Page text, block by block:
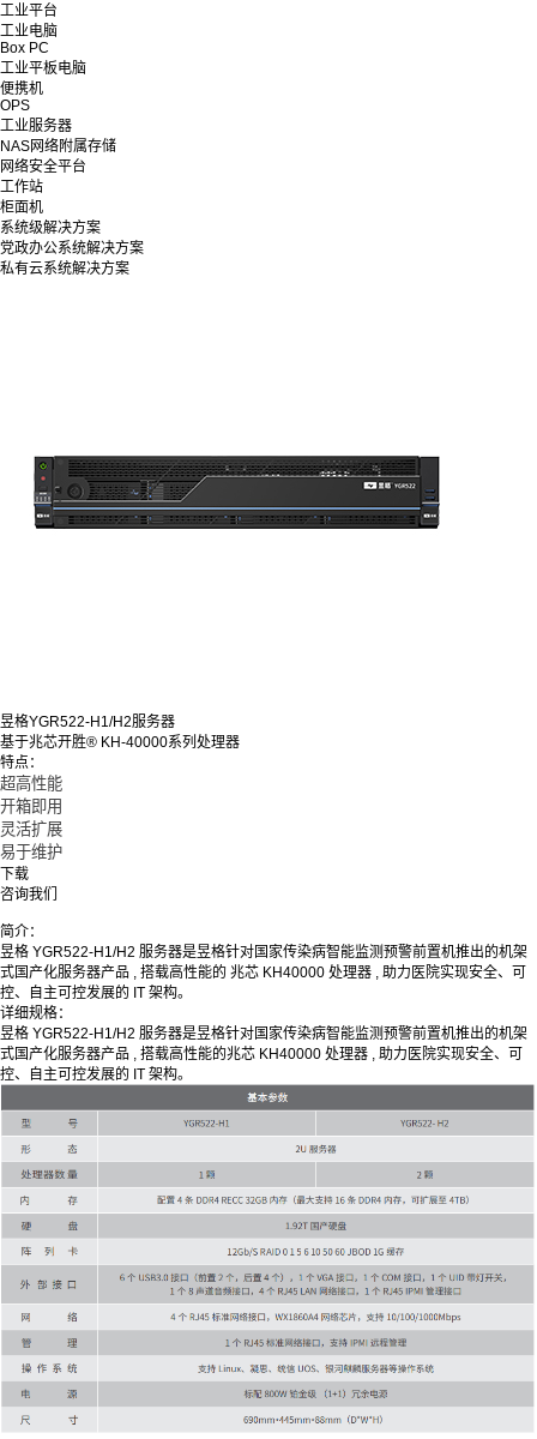
工业平台
工业电脑
Box PC
工业平板电脑
便携机
OPS
工业服务器
NAS网络附属存储
网络安全平台
工作站
柜面机
系统级解决方案
党政办公系统解决方案
私有云系统解决方案
昱格YGR522-H1/H2服务器
基于兆芯开胜® KH-40000系列处理器
特点：
超高性能
开箱即用
灵活扩展
易于维护
下载
咨询我们
简介：
昱格 YGR522-H1/H2 服务器是昱格针对国家传染病智能监测预警前置机推出的机架
式国产化服务器产品 , 搭载高性能的 兆芯 KH40000 处理器 , 助力医院实现安全、可
控、自主可控发展的 IT 架构。
详细规格：
昱格 YGR522-H1/H2 服务器是昱格针对国家传染病智能监测预警前置机推出的机架
式国产化服务器产品 , 搭载高性能的兆芯 KH40000 处理器 , 助力医院实现安全、可
控、自主可控发展的 IT 架构。